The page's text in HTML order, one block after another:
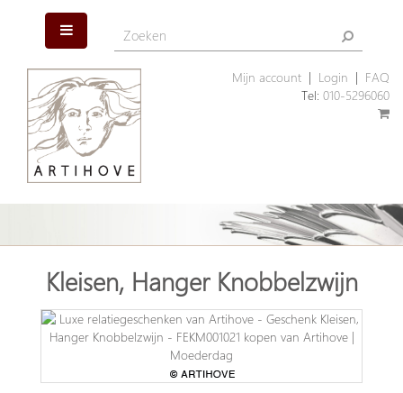
Mijn account| Login
FAQ
Tel: 010-5296060
Kleisen, Hanger Knobbelzwijn